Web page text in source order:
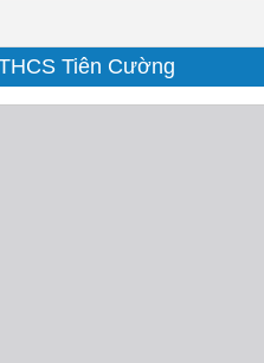
Tiên Cường